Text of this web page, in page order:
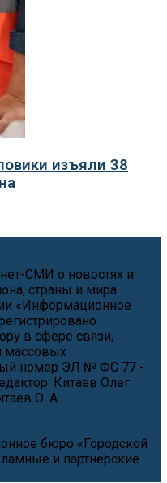
изъяли 38
СМИ о новостях и
страны и мира.
«Информационное
в сфере связи,
массовых
номер ЭЛ № ФС 77 -
Китаев Олег
О. А.
бюро «Городской
и партнерские